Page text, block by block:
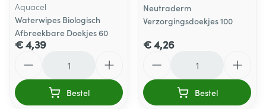
Aquacel
Waterwipes Biologisch
Afbreekbare Doekjes 60
€ 4,39
Bestel
Neutraderm
Verzorgingsdoekjes 100
€ 4,26
Bestel